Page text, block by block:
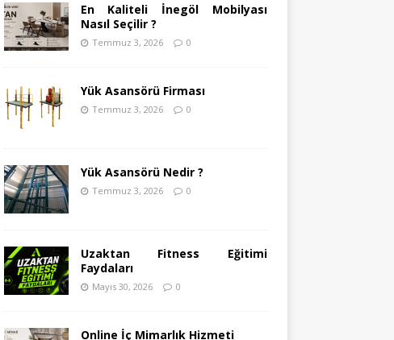
En Kaliteli İnegöl Mobilyası
Nasıl Seçilir ?
Temmuz 3, 2026 0
Yük Asansörü Firması
Temmuz 3, 2026 0
Yük Asansörü Nedir ?
Temmuz 3, 2026 0
Uzaktan Fitness Eğitimi
Faydaları
Mayıs 30, 2026 0
Online İç Mimarlık Hizmeti